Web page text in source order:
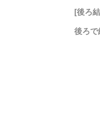
[後ろ
後ろで